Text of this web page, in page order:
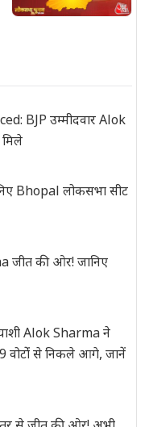
BJP उम्मीदवार Alok
Bhopal लोकसभा सीट
जीत की ओर! जानिए
Alok Sharma ने
वोटोंं से निकले आगे, जानें